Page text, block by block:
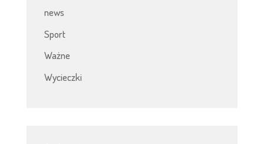
news
Sport
Ważne
Wycieczki